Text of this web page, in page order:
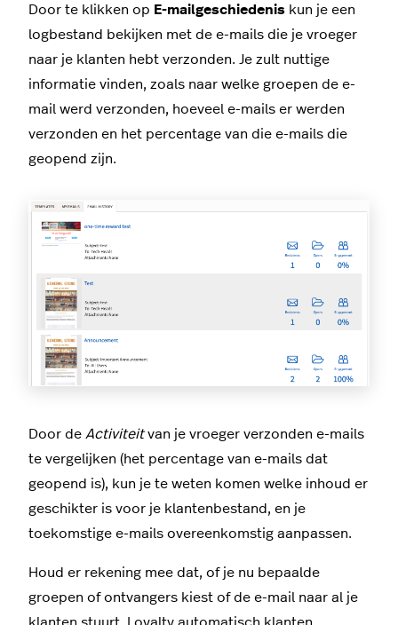
Door te klikken op E-mailgeschiedenis kun je een
logbestand bekijken met de e-mails die je vroeger
naar je klanten hebt verzonden. Je zult nuttige
informatie vinden, zoals naar welke groepen de e-
mail werd verzonden, hoeveel e-mails er werden
verzonden en het percentage van die e-mails die
geopend zijn.
Door de Activiteitvan je vroeger verzonden e-mails
te vergelijken (het percentage van e-mails dat
geopend is), kun je te weten komen welke inhoud er
geschikter is voor je klantenbestand, en je
toekomstige e-mails overeenkomstig aanpassen.
Houd er rekening mee dat, of je nu bepaalde
groepen of ontvangers kiest of de e-mail naar al je
klanten stuurt, Loyalty automatisch klanten